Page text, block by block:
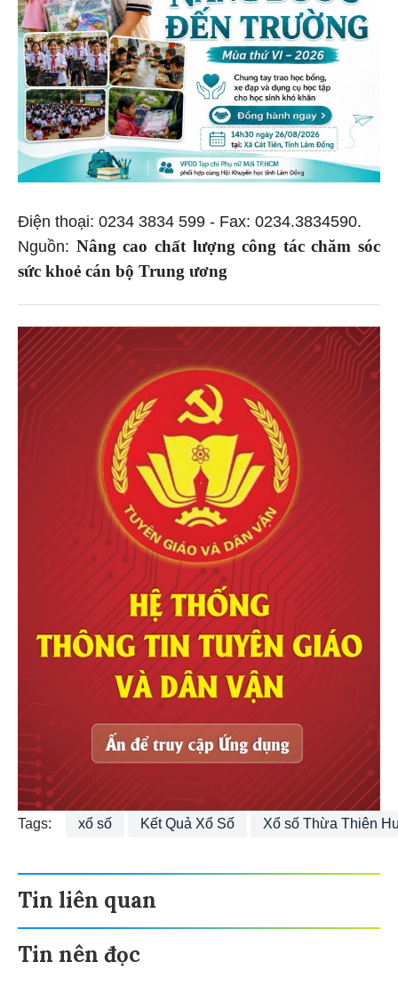
Điện thoại: 0234 3834 599 - Fax: 0234.3834590.
Nguồn: Nâng cao chất lượng công tác chăm sóc
sức khoẻ cán bộ Trung ương
Tags: xổ số Kết Quả Xổ Số Xổ số Thừa Thiên
Tin liên quan
Tin nên đọc